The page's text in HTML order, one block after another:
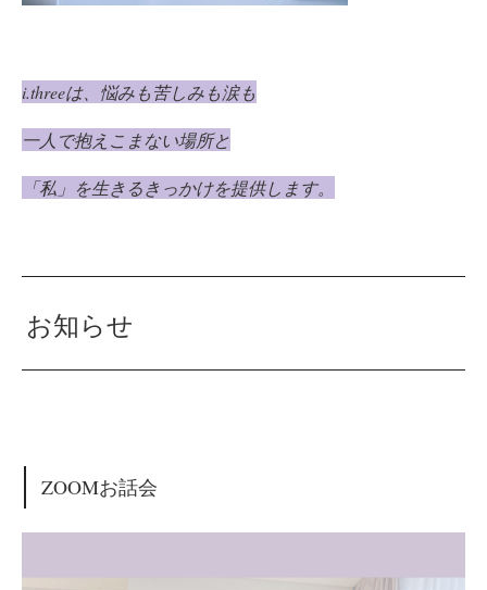
i.threeは、 悩みも苦しみも涙も
一人で抱えこまない場所と
「私」を生きるきっかけを提供します。
お知らせ
ZOOMお話会